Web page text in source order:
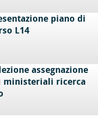
piano di
L14
assegnazione
ministeriali ricerca